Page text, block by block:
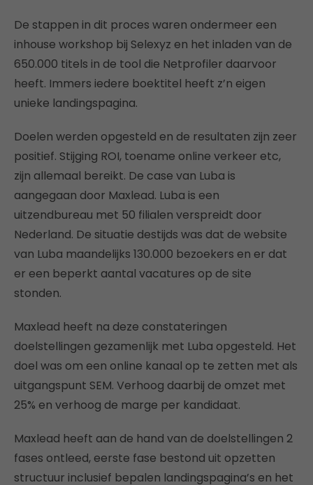
De stappen in dit proces waren ondermeer een
inhouse workshop bij Selexyz en het inladen van de
650.000 titels in de tool die Netprofiler daarvoor
heeft. Immers iedere boektitel heeft z’n eigen
unieke landingspagina.
Doelen werden opgesteld en de resultaten zijn zeer
positief. Stijging ROI, toename online verkeer etc,
zijn allemaal bereikt. De case van Luba is
aangegaan door Maxlead. Luba is een
uitzendbureau met 50 filialen verspreidt door
Nederland. De situatie destijds was dat de website
van Luba maandelijks 130.000 bezoekers en er dat
er een beperkt aantal vacatures op de site
stonden.
Maxlead heeft na deze constateringen
doelstellingen gezamenlijk met Luba opgesteld. Het
doel was om een online kanaal op te zetten met als
uitgangspunt SEM. Verhoog daarbij de omzet met
25% en verhoog de marge per kandidaat.
Maxlead heeft aan de hand van de doelstellingen 2
fases ontleed, eerste fase bestond uit opzetten
structuur inclusief bepalen landingspagina’s en het